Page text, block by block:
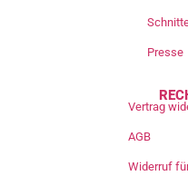
Presse
Vertrag
AGB
Widerruf